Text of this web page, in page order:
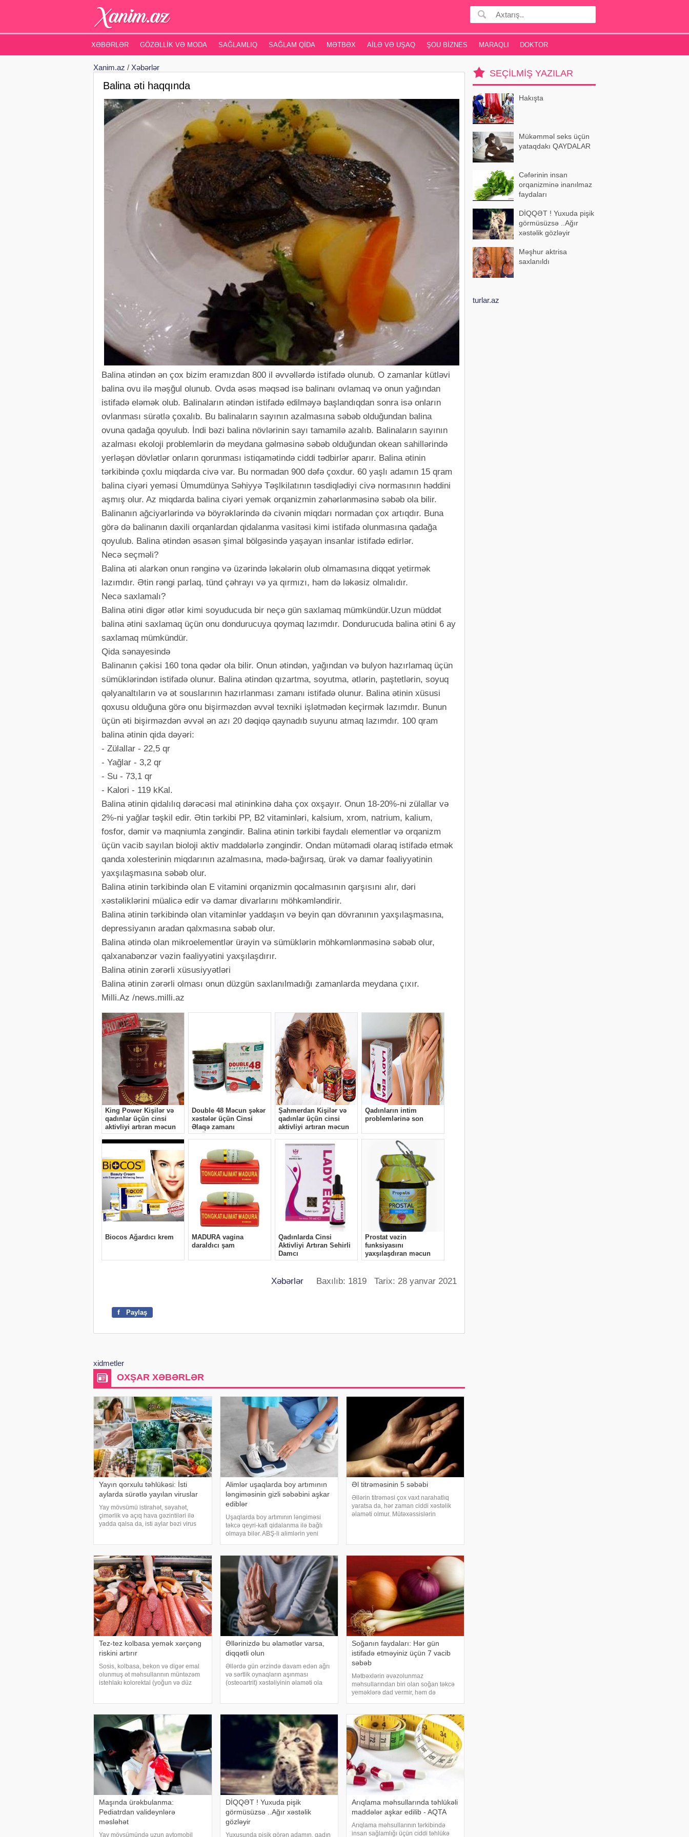
XƏBƏRLƏR GÖZƏLLIK VƏ MODA SAĞLAMLIQ SAĞLAM QIDA MƏTBƏX AILƏ VƏ UŞAQ ŞOU BIZNES MARAQLI DOKTOR
Xanim.az / Xəbərlər
Balina əti haqqında
Balina ətindən ən çox bizim eramızdan 800 il əvvəllərdə istifadə olunub. O zamanlar kütləvi
balina ovu ilə məşğul olunub. Ovda əsəs məqsəd isə balinanı ovlamaq və onun yağından
istifadə eləmək olub. Balinaların ətindən istifadə edilməyə başlandıqdan sonra isə onların
ovlanması sürətlə çoxalıb. Bu balinaların sayının azalmasına səbəb olduğundan balina
ovuna qadağa qoyulub. İndi bəzi balina növlərinin sayı tamamilə azalıb. Balinaların sayının
azalması ekoloji problemlərin də meydana gəlməsinə səbəb olduğundan okean sahillərində
yerləşən dövlətlər onların qorunması istiqamətində ciddi tədbirlər aparır. Balina ətinin
tərkibində çoxlu miqdarda civə var. Bu normadan 900 dəfə çoxdur. 60 yaşlı adamın 15 qram
balina ciyəri yeməsi Ümumdünya Səhiyyə Təşlkilatının təsdiqlədiyi civə normasının həddini
aşmış olur. Az miqdarda balina ciyəri yemək orqanizmin zəhərlənməsinə səbəb ola bilir.
Balinanın ağciyərlərində və böyrəklərində də civənin miqdarı normadan çox artıqdır. Buna
görə də balinanın daxili orqanlardan qidalanma vasitəsi kimi istifadə olunmasına qadağa
qoyulub. Balina ətindən əsasən şimal bölgəsində yaşayan insanlar istifadə edirlər.
Necə seçməli?
Balina əti alarkən onun rənginə və üzərində ləkələrin olub olmamasına diqqət yetirmək
lazımdır. Ətin rəngi parlaq, tünd çəhrayı və ya qırmızı, həm də ləkəsiz olmalıdır.
Necə saxlamalı?
Balina ətini digər ətlər kimi soyuducuda bir neçə gün saxlamaq mümkündür.Uzun müddət
balina ətini saxlamaq üçün onu dondurucuya qoymaq lazımdır. Dondurucuda balina ətini 6 ay
saxlamaq mümkündür.
Qida sənayesində
Balinanın çəkisi 160 tona qədər ola bilir. Onun ətindən, yağından və bulyon hazırlamaq üçün
sümüklərindən istifadə olunur. Balina ətindən qızartma, soyutma, ətlərin, paştetlərin, soyuq
qəlyanaltıların və ət souslarının hazırlanması zamanı istifadə olunur. Balina ətinin xüsusi
qoxusu olduğuna görə onu bişirməzdən əvvəl texniki işlətmədən keçirmək lazımdır. Bunun
üçün əti bişirməzdən əvvəl ən azı 20 dəqiqə qaynadıb suyunu atmaq lazımdır. 100 qram
balina ətinin qida dəyəri:
- Zülallar - 22,5 qr
- Yağlar - 3,2 qr
- Su - 73,1 qr
- Kalori - 119 kKal.
Balina ətinin qidalılıq dərəcəsi mal ətininkinə daha çox oxşayır. Onun 18-20%-ni zülallar və
2%-ni yağlar təşkil edir. Ətin tərkibi PP, B2 vitaminləri, kalsium, xrom, natrium, kalium,
fosfor, dəmir və maqniumla zəngindir. Balina ətinin tərkibi faydalı elementlər və orqanizm
üçün vacib sayılan bioloji aktiv maddələrlə zəngindir. Ondan mütəmadi olaraq istifadə etmək
qanda xolesterinin miqdarının azalmasına, mədə-bağırsaq, ürək və damar fəaliyyətinin
yaxşılaşmasına səbəb olur.
Balina ətinin tərkibində olan E vitamini orqanizmin qocalmasının qarşısını alır, dəri
xəstəliklərini müalicə edir və damar divarlarını möhkəmləndirir.
Balina ətinin tərkibində olan vitaminlər yaddaşın və beyin qan dövranının yaxşılaşmasına,
depressiyanın aradan qalxmasına səbəb olur.
Balina ətində olan mikroelementlər ürəyin və sümüklərin möhkəmlənməsinə səbəb olur,
qalxanabənzər vəzin fəaliyyətini yaxşılaşdırır.
Balina ətinin zərərli xüsusiyyətləri
Balina ətinin zərərli olması onun düzgün saxlanılmadığı zamanlarda meydana çıxır.
Milli.Az /news.milli.az
Xəbərlər Baxılıb: 1819 Tarix: 28 yanvar 2021
f Paylaş
xidmetler
OXŞAR XƏBƏRLƏR
Yayın qorxulu təhlükəsi: İsti
aylarda sürətlə yayılan viruslar
Yay mövsümü istirahət, səyahət,
çimərlik və açıq hava gəzintiləri ilə
yadda qalsa da, isti aylar bəzi virus
Açıq havad
Alimlər uşaqlarda boy artımının
ləngiməsinin gizli səbəbini aşkar
ediblər
Uşaqlarda boy artımının ləngiməsi
təkcə qeyri-kafi qidalanma ilə bağlı
olmaya bilər. ABŞ-li alimlərin yeni
hələ ana bətnində olarkən körpənin
inkişafın
Əl titrəməsinin 5 səbəbi
Əllərin titrəməsi çox vaxt narahatlıq
yaratsa da, hər zaman ciddi xəstəlik
əlaməti olmur. Mütəxəssislərin
mətbuatın
Tez-tez kolbasa yemək xərçəng
riskini artırır
Sosis, kolbasa, bekon və digər emal
olunmuş ət məhsullarının müntəzəm
istehlakı kolorektal (yoğun və düz
Endokrinologiy
Əllərinizdə bu əlamətlər varsa,
diqqətli olun
Əllərdə gün ərzində davam edən ağrı
və sərtlik oynaqların aşınması
(osteoartrit) xəstəliyinin əlaməti ola
verir ki
Soğanın faydaları: Hər gün
istifadə etməyiniz üçün 7 vacib
səbəb
Mətbəxlərin əvəzolunmaz
məhsullarından biri olan soğan təkcə
yeməklərə dad vermir, həm də
vitaminlər, minerallar və
antioksidantlar sayəsində soğa
Maşında ürəkbulanma:
Pediatrdan valideynlərə
məsləhət
Yay mövsümündə uzun avtomobil
DİQQƏT ! Yuxuda pişik
görmüsüzsə ..Ağır xəstəlik
gözləyir
Yuxusunda pişik görən adamın, qadın
Arıqlama məhsullarında təhlükəli
maddələr aşkar edilib - AQTA
Arıqlama məhsullarının tərkibində
insan sağlamlığı üçün ciddi təhlükə
SEÇILMIŞ YAZILAR
Hakışta
Mükəmməl seks üçün
yataqdakı QAYDALAR
Cəfərinin insan
orqanizminə inanılmaz
faydaları
DİQQƏT ! Yuxuda pişik
görmüsüzsə ..Ağır
xəstəlik gözləyir
Məşhur aktrisa
saxlanıldı
turlar.az